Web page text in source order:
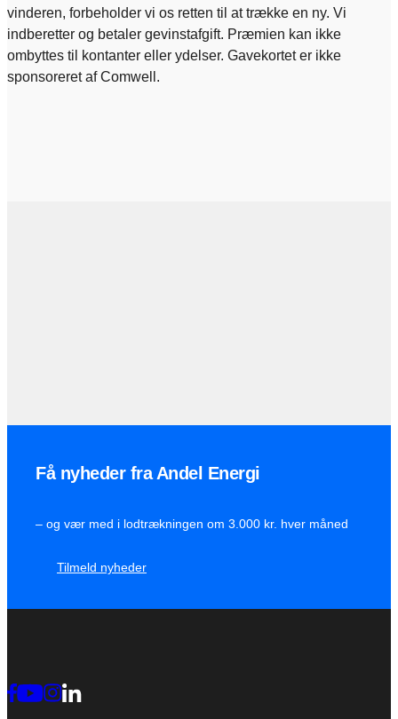
vinderen, forbeholder vi os retten til at trække en ny. Vi
indberetter og betaler gevinstafgift. Præmien kan ikke
ombyttes til kontanter eller ydelser. Gavekortet er ikke
sponsoreret af Comwell.
Få nyheder fra Andel Energi
– og vær med i lodtrækningen om 3.000 kr. hver måned
Tilmeld nyheder